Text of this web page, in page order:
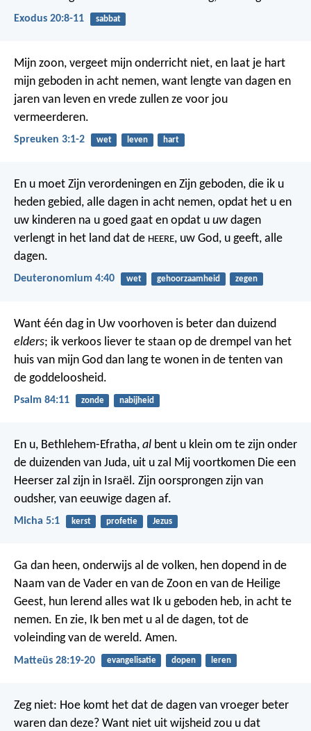
Exodus 20:8-11 sabbat
Mijn zoon, vergeet mijn onderricht niet, en laat je hart
mijn geboden in acht nemen, want lengte van dagen en
jaren van leven en vrede zullen ze voor jou
vermeerderen.
Spreuken 3:1-2 wet leven hart
En u moet Zijn verordeningen en Zijn geboden, die ik u
heden gebied, alle dagen in acht nemen, opdat het u en
uw kinderen na u goed gaat en opdat u uw dagen
verlengt in het land dat de HEERE, uw God, u geeft, alle
dagen.
Deuteronomium 4:40 wet gehoorzaamheid zegen
Want één dag in Uw voorhoven is beter dan duizend
elders; ik verkoos liever te staan op de drempel van het
huis van mijn God dan lang te wonen in de tenten van
de goddeloosheid.
Psalm 84:11 zonde nabijheid
En u, Bethlehem-Efratha, al bent u klein om te zijn onder
de duizenden van Juda, uit u zal Mij voortkomen Die een
Heerser zal zijn in Israël. Zijn oorsprongen zijn van
oudsher, van eeuwige dagen af.
Micha 5:1 kerst profetie Jezus
Ga dan heen, onderwijs al de volken, hen dopend in de
Naam van de Vader en van de Zoon en van de Heilige
Geest, hun lerend alles wat Ik u geboden heb, in acht te
nemen. En zie, Ik ben met u al de dagen, tot de
voleinding van de wereld. Amen.
Matteüs 28:19-20 evangelisatie dopen leren
Zeg niet: Hoe komt het dat de dagen van vroeger beter
waren dan deze? Want niet uit wijsheid zou u dat